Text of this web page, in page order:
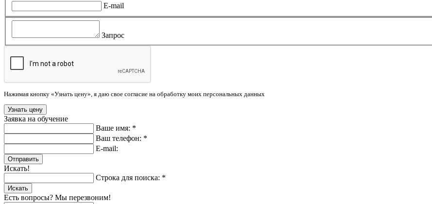
E-mail
Запрос
Нажимая кнопку «Узнать цену», я даю свое согласие на обработку моих персональных данных
Заявка на обучение
Ваше имя: *
Ваш телефон: *
E-mail:
Отправить
Искать!
Строка для поиска: *
Искать
Есть вопросы? Мы перезвоним!